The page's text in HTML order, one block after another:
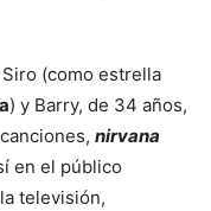
(como estrella
) y Barry, de 34 años,
nirvana
en el público
televisión,